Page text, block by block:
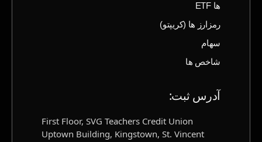
ها ETF
رمزارز ها (‌کریپتو)
سهام
شاخص ها
آدرس ثبت‌:
First Floor, SVG Teachers Credit Union
Uptown Building, Kingstown, St. Vincent